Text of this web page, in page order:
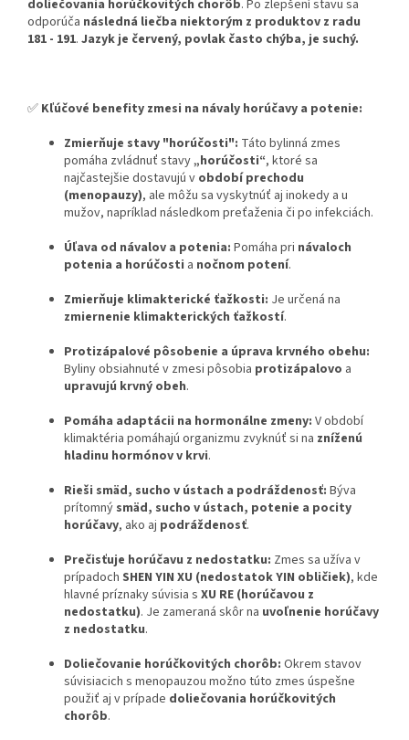
doliečovania horúčkovitých chorôb. Po zlepšení stavu sa
odporúča následná liečba niektorým z produktov z radu
181 - 191. Jazyk je červený, povlak často chýba, je suchý.
✅ Kľúčové benefity zmesi na návaly horúčavy a potenie:
Zmierňuje stavy "horúčosti": Táto bylinná zmes
pomáha zvládnuť stavy„horúčosti“, ktoré sa
najčastejšie dostavujú v období prechodu
(menopauzy), ale môžu sa vyskytnúť aj inokedy a u
mužov, napríklad následkom preťaženia či po infekciách.
Úľava od návalov a potenia: Pomáha pri návaloch
potenia a horúčosti a nočnom potení.
Zmierňuje klimakterické ťažkosti: Je určená na
zmiernenie klimakterických ťažkostí.
Protizápalové pôsobenie a úprava krvného obehu:
Byliny obsiahnuté v zmesi pôsobia protizápalovo a
upravujú krvný obeh.
Pomáha adaptácii na hormonálne zmeny: V období
klimaktéria pomáhajú organizmu zvyknúť si na zníženú
hladinu hormónov v krvi.
Rieši smäd, sucho v ústach a podráždenosť: Býva
prítomný smäd, sucho v ústach, potenie a pocity
horúčavy, ako aj podráždenosť.
Prečisťuje horúčavu z nedostatku: Zmes sa užíva v
prípadoch SHEN YIN XU (nedostatok YIN obličiek), kde
hlavné príznaky súvisia s XU RE (horúčavou z
nedostatku). Je zameraná skôr na uvoľnenie horúčavy
z nedostatku.
Doliečovanie horúčkovitých chorôb: Okrem stavov
súvisiacich s menopauzou možno túto zmes úspešne
použiť aj v prípade doliečovania horúčkovitých
chorôb.